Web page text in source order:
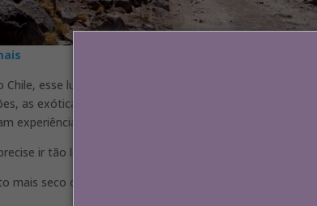
esse lugar revela alterações geológicas de milhões
as exóticas salinas e as agradáveis lagoas termais.
experiências únicas e memoráveis!
ir tão longe para ter toda essa experiência com
mais seco do mundo, imagina você conhecendo esse